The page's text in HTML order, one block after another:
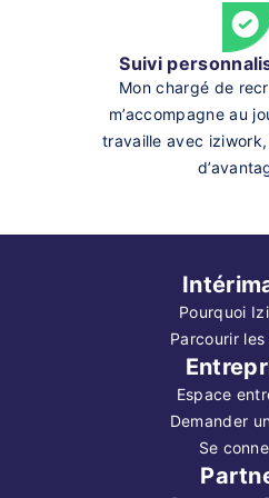
Suivi
Mon chargé de
m’accompagne au
travaille avec
Pourquoi
Parcourir
Espace
Demander
Se